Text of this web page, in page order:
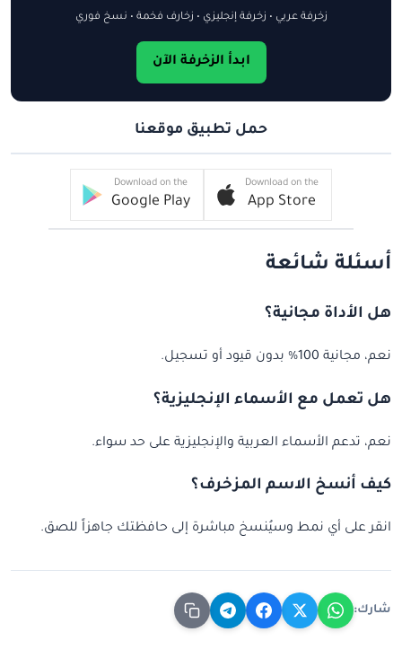
زخرفة عربي • زخرفة إنجليزي • زخارف فخمة • نسخ فوري
ابدأ الزخرفة الآن
حمل تطبيق موقعنا
Download on the
App Store
Download on the
Google Play
أسئلة شائعة
هل الأداة مجانية؟
نعم، مجانية 100% بدون قيود أو تسجيل.
هل تعمل مع الأسماء الإنجليزية؟
نعم، تدعم الأسماء العربية والإنجليزية على حد سواء.
كيف أنسخ الاسم المزخرف؟
انقر على أي نمط وسيُنسخ مباشرة إلى حافظتك جاهزاً للصق.
شارك: